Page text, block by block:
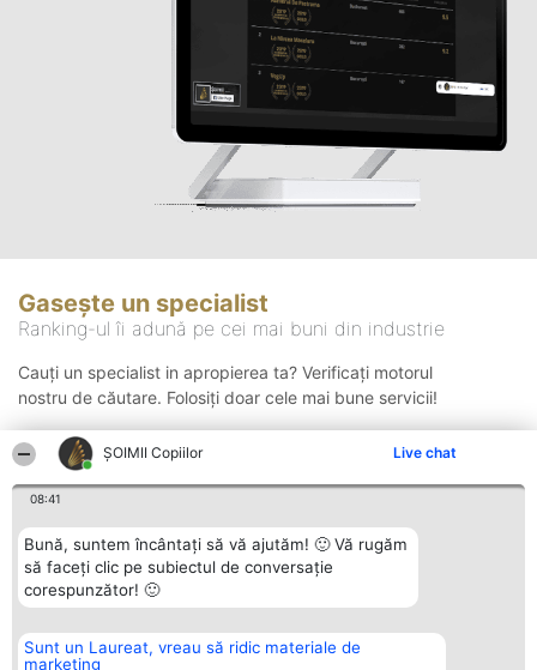
ȘOIMII Copiilor Live chat
08:41
Bună, suntem încântați să vă ajutăm! 🙂 Vă rugăm
să faceți clic pe subiectul de conversație
corespunzător! 🙂
Sunt un Laureat, vreau să ridic materiale de
marketing
Gasește un specialist
Ranking-ul îi adună pe cei mai buni din industrie
Cauți un specialist in apropierea ta? Verificați motorul
nostru de căutare. Folosiți doar cele mai bune servicii!
Organizator Ranking
BRIGHT SOLUTIONS BR SRL
Plebiscyt Contact